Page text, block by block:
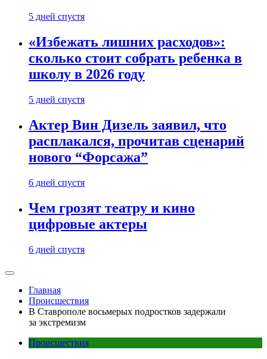
5 дней спустя
«Избежать лишних расходов»:
сколько стоит собрать ребенка в
школу в 2026 году
5 дней спустя
Актер Вин Дизель заявил, что
расплакался, прочитав сценарий
нового “Форсажа”
6 дней спустя
Чем грозят театру и кино
цифровые актеры
6 дней спустя
Главная
Происшествия
В Ставрополе восьмерых подростков задержали
за экстремизм
Происшествия